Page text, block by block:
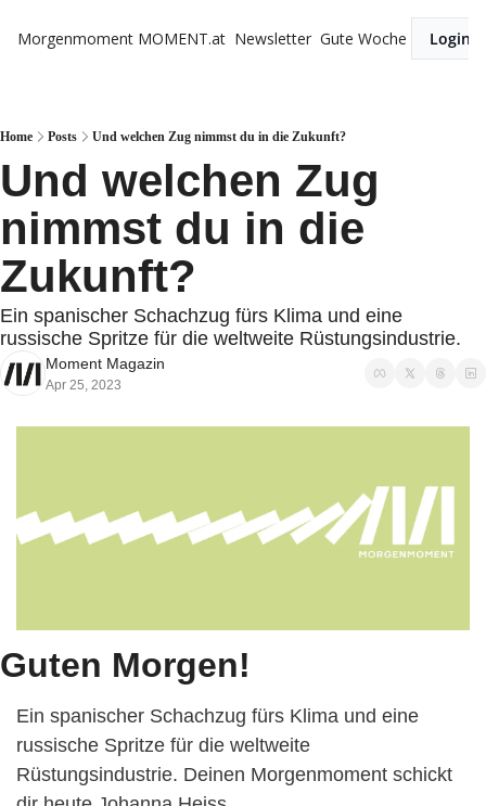
Morgenmoment MOMENT.at Newsletter Gute Woche Login
Home Posts Und welchen Zug nimmst du in die Zukunft?
Und welchen Zug
nimmst du in die
Zukunft?
Ein spanischer Schachzug fürs Klima und eine
russische Spritze für die weltweite Rüstungsindustrie.
Moment Magazin
Apr 25, 2023
Guten Morgen!
Ein spanischer Schachzug fürs Klima und eine
russische Spritze für die weltweite
Rüstungsindustrie. Deinen Morgenmoment schickt